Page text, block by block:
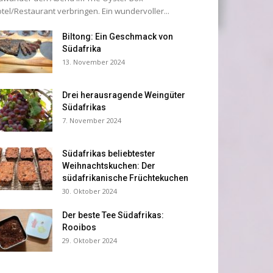
Restaurant verbringen. Ein wundervoller...
Biltong: Ein Geschmack von
Südafrika
13. November 2024
Drei herausragende Weingüter
Südafrikas
7. November 2024
Südafrikas beliebtester
Weihnachtskuchen: Der
südafrikanische Früchtekuchen
30. Oktober 2024
Der beste Tee Südafrikas:
Rooibos
29. Oktober 2024